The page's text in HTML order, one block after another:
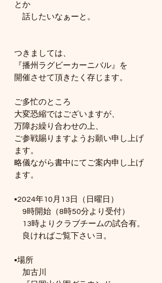
とか
話したいなぁーと。
つきましては、
『播州ラグビーカーニバル』を
開催させて頂きたく存じます。
ご多忙のところ
大変恐縮ではございますが、
万障お繰り合わせの上、
ご参戦賜りますようお願い申し上げ
ます。
略儀ながら書中にてご案内申し上げ
ます。
▪️2024年10月13日（日曜日）
9時開始（8時50分より受付）
13時よりクラブチームの試合有。
良ければご覧下さいヨ。
▪️場所
加古川